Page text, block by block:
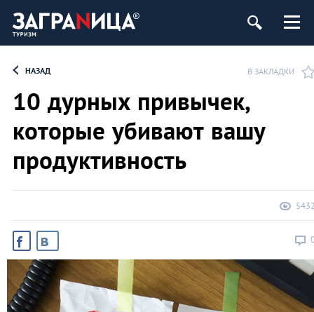
НАЗАД В ЗАКЛАДКИ
10 дурных привычек,
которые убивают вашу
продуктивность